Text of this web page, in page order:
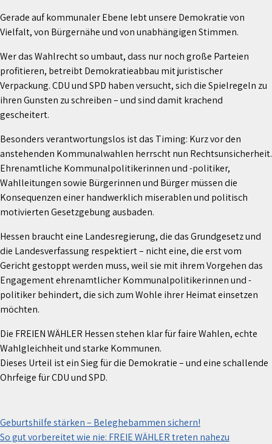
Gerade auf kommunaler Ebene lebt unsere Demokratie von
Vielfalt, von Bürgernähe und von unabhängigen Stimmen.
Wer das Wahlrecht so umbaut, dass nur noch große Parteien
profitieren, betreibt Demokratieabbau mit juristischer
Verpackung. CDU und SPD haben versucht, sich die Spielregeln zu
ihren Gunsten zu schreiben – und sind damit krachend
gescheitert.
Besonders verantwortungslos ist das Timing: Kurz vor den
anstehenden Kommunalwahlen herrscht nun Rechtsunsicherheit.
Ehrenamtliche Kommunalpolitikerinnen und -politiker,
Wahlleitungen sowie Bürgerinnen und Bürger müssen die
Konsequenzen einer handwerklich miserablen und politisch
motivierten Gesetzgebung ausbaden.
Hessen braucht eine Landesregierung, die das Grundgesetz und
die Landesverfassung respektiert – nicht eine, die erst vom
Gericht gestoppt werden muss, weil sie mit ihrem Vorgehen das
Engagement ehrenamtlicher Kommunalpolitikerinnen und -
politiker behindert, die sich zum Wohle ihrer Heimat einsetzen
möchten.
Die FREIEN WÄHLER Hessen stehen klar für faire Wahlen, echte
Wahlgleichheit und starke Kommunen.
Dieses Urteil ist ein Sieg für die Demokratie – und eine schallende
Ohrfeige für CDU und SPD.
Beitragsnavigation
Geburtshilfe stärken – Beleghebammen sichern!
So gut vorbereitet wie nie: FREIE WÄHLER treten nahezu